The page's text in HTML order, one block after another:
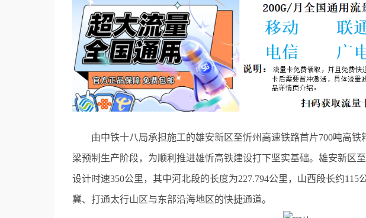
由中铁十八局承担施工的雄安新区至忻州高速铁路首片700吨高铁
梁预制生产阶段，为顺利推进雄忻高铁建设打下坚实基础。雄安新区
设计时速350公里，其中河北段的长度为227.794公里，山西段长约115
冀、打通太行山区与东部沿海地区的快捷通道。